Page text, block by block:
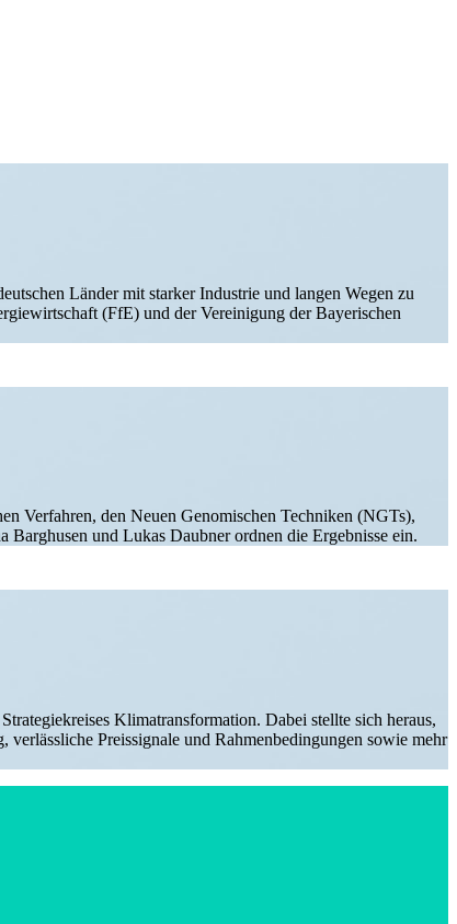
Länder mit starker Industrie und langen Wegen zu
(FfE) und der Verei­nigung der Bayeri­schen
Verfahren, den Neuen Genomi­schen Techniken (NGTs),
und Lukas Daubner ordnen die Ergeb­nisse ein.
Klima­trans­for­mation. Dabei stellte sich heraus,
Preis­si­gnale und Rahmen­be­din­gungen sowie mehr